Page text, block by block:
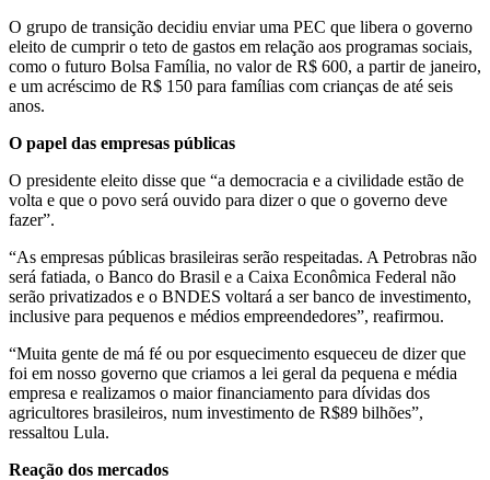
O grupo de transição decidiu enviar uma PEC que libera o governo
eleito de cumprir o teto de gastos em relação aos programas sociais,
como o futuro Bolsa Família, no valor de R$ 600, a partir de janeiro,
e um acréscimo de R$ 150 para famílias com crianças de até seis
anos.
O papel das empresas públicas
O presidente eleito disse que “a democracia e a civilidade estão de
volta e que o povo será ouvido para dizer o que o governo deve
fazer”.
“As empresas públicas brasileiras serão respeitadas. A Petrobras não
será fatiada, o Banco do Brasil e a Caixa Econômica Federal não
serão privatizados e o BNDES voltará a ser banco de investimento,
inclusive para pequenos e médios empreendedores”, reafirmou.
“Muita gente de má fé ou por esquecimento esqueceu de dizer que
foi em nosso governo que criamos a lei geral da pequena e média
empresa e realizamos o maior financiamento para dívidas dos
agricultores brasileiros, num investimento de R$89 bilhões”,
ressaltou Lula.
Reação dos mercados